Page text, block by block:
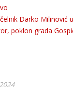
Darko Milinović
poklon grada